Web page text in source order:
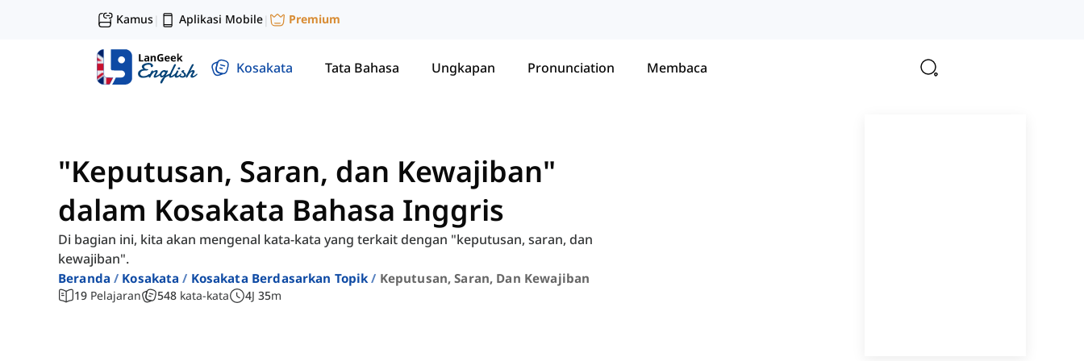
Kamus| Aplikasi Mobile| Premium
Kosakata Tata Bahasa Ungkapan Pronunciation Membaca
"Keputusan, Saran, dan Kewajiban"
dalam Kosakata Bahasa Inggris
Di bagian ini, kita akan mengenal kata-kata yang terkait dengan "keputusan, saran, dan
kewajiban".
Beranda Kosakata Kosakata Berdasarkan Topik Keputusan, Saran, Dan Kewajiban
19 Pelajaran 548 kata-kata 4J 35m